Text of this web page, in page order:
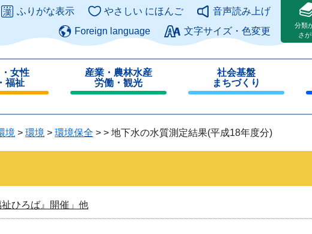
このページの本文へ
ふりがな表示 やさしい にほんご
音声読み上げ
Foreign language
文字サイズ・色変更
分類
さ
女性
福祉
産業・農林水産
労働・観光
じ
る
社会基盤
まちづくり
じ
る
境 > 環境 > 環境保全 > > 地下水の水質測定結果(平成18年度分)
ひろば』開催」他